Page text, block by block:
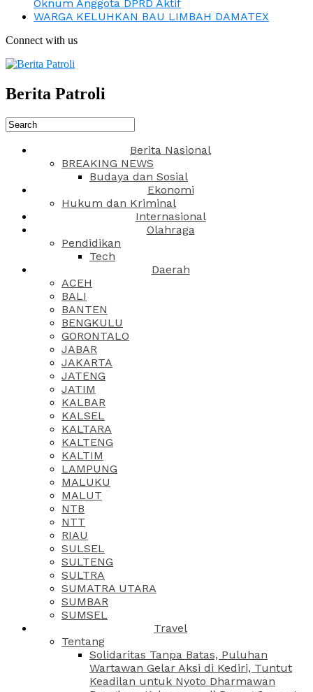
Oknum Anggota DPRD Aktif
WARGA KELUHKAN BAU LIMBAH DAMATEX
Connect with us
Berita Patroli
Berita Nasional
BREAKING NEWS
Budaya dan Sosial
Ekonomi
Hukum dan Kriminal
Internasional
Olahraga
Pendidikan
Tech
Daerah
ACEH
BALI
BANTEN
BENGKULU
GORONTALO
JABAR
JAKARTA
JATENG
JATIM
KALBAR
KALSEL
KALTARA
KALTENG
KALTIM
LAMPUNG
MALUKU
MALUT
NTB
NTT
RIAU
SULSEL
SULTENG
SULTRA
SUMATRA UTARA
SUMBAR
SUMSEL
Travel
Tentang
Solidaritas Tanpa Batas, Puluhan
Wartawan Gelar Aksi di Kediri, Tuntut
Keadilan untuk Nyoto Dharmawan